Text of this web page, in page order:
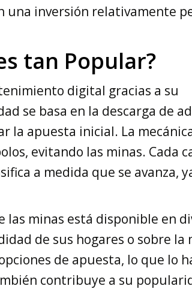
una inversión relativamente
tan Popular?
digital gracias a su
se basa en la descarga de
la apuesta inicial. La
evitando las minas. Cada
a medida que se avanza,
las minas está disponible en
de sus hogares o sobre la
de apuesta, lo que lo
contribuye a su